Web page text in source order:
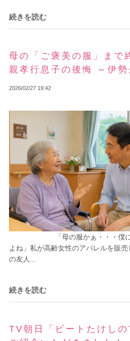
続きを読む
母の「ご褒美の服」まで
親孝行息子の後悔 ～伊
2026/02/27 19:42
「母の服かぁ・・・僕には
よね」私が高齢女性のアパレルを販
の友人...
続きを読む
TV朝日「ビートたけし